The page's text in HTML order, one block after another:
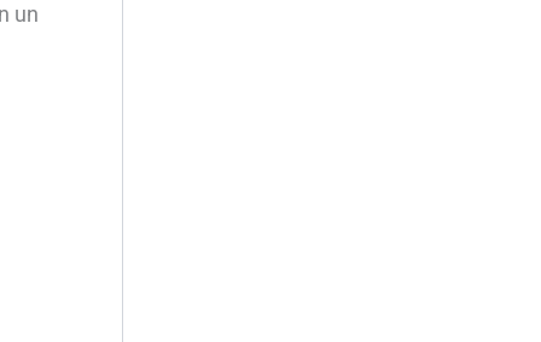
un